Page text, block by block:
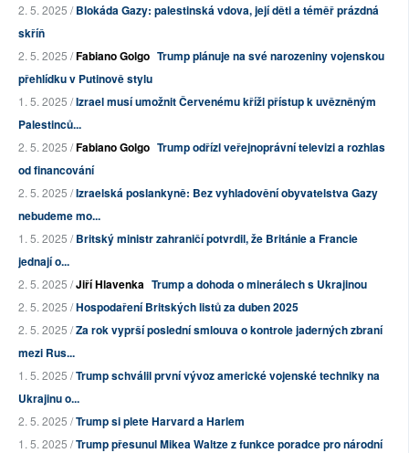
2. 5. 2025 /Blokáda Gazy: palestinská vdova, její děti a téměř prázdná
skříň
2. 5. 2025 /Fabiano Golgo Trump plánuje na své narozeniny vojenskou
přehlídku v Putinově stylu
1. 5. 2025 /Izrael musí umožnit Červenému kříži přístup k uvězněným
Palestinců...
2. 5. 2025 /Fabiano Golgo Trump odřízl veřejnoprávní televizi a rozhlas
od financování
2. 5. 2025 /Izraelská poslankyně: Bez vyhladovění obyvatelstva Gazy
nebudeme mo...
1. 5. 2025 /Britský ministr zahraničí potvrdil, že Británie a Francie
jednají o...
2. 5. 2025 /Jiří Hlavenka Trump a dohoda o minerálech s Ukrajinou
2. 5. 2025 /Hospodaření Britských listů za duben 2025
2. 5. 2025 /Za rok vyprší poslední smlouva o kontrole jaderných zbraní
mezi Rus...
1. 5. 2025 /Trump schválil první vývoz americké vojenské techniky na
Ukrajinu o...
2. 5. 2025 /Trump si plete Harvard a Harlem
1. 5. 2025 /Trump přesunul Mikea Waltze z funkce poradce pro národní